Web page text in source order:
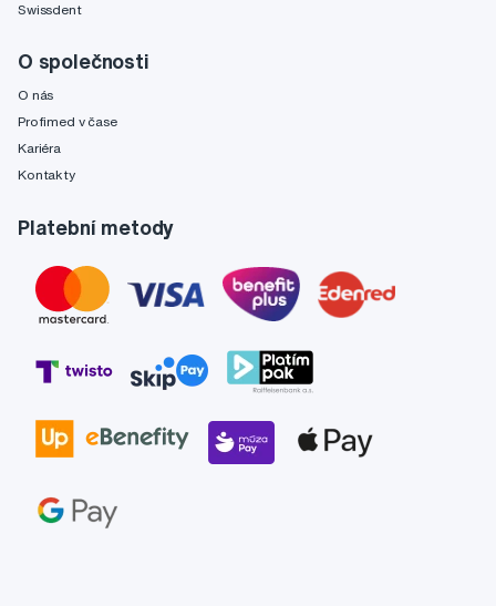
Swissdent
O společnosti
O nás
Profimed v čase
Kariéra
Kontakty
Platební metody